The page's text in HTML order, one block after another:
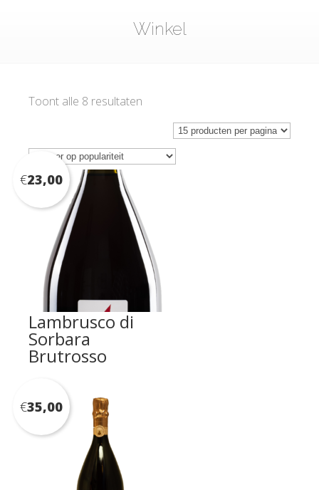
Winkel
Toont alle 8 resultaten
populariteit
Lambrusco di
Sorbara
Brutrosso
€23,00
€35,00